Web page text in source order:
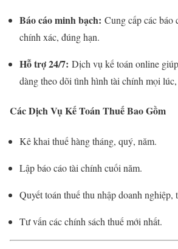
Báo cáo minh bạch: Cung cấp các báo
chính xác, đúng hạn.
Hỗ trợ 24/7: Dịch vụ kế toán online
dàng theo dõi tình hình tài chính mọi
Các Dịch Vụ Kế Toán Thuế Bao Gồm
Kê khai thuế hàng tháng, quý, năm.
Lập báo cáo tài chính cuối năm.
Quyết toán thuế thu nhập doanh nghiệp,
Tư vấn các chính sách thuế mới nhất.